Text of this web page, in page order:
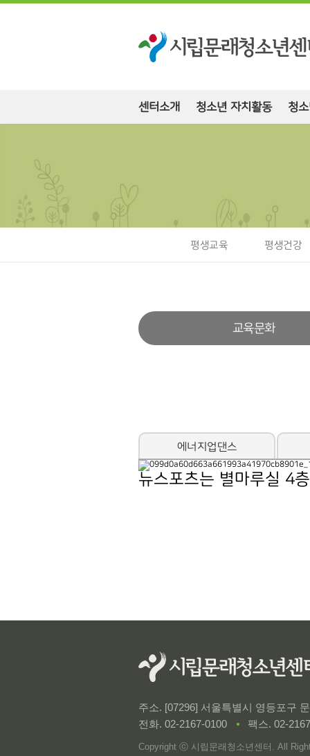
센터소개 청소년 자치활동 청
평생교육 평생건강
교육문화
에너지업댄스
뉴스포츠는 별마루실 4
주소. [07296] 서울특별시 영등포구
전화. 02-2167-0100 팩스. 02-
Copyright ⓒ 시립문래청소년센터. All